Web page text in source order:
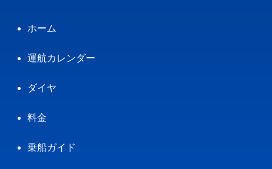
ホーム
運航カレンダー
ダイヤ
料金
乗船ガイド